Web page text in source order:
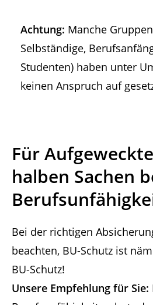
Achtung: Manche
Selbständige,
Studenten) haben unter
keinen Anspruch auf
Für
halben Sachen
Bei der richtigen
beachten, BU-Schutz ist
BU-Schutz!
Unsere Empfehlung für Sie: